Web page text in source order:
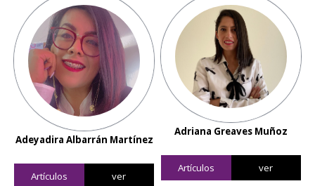
Adeyadira Albarrán Martínez
Artículos ver
Adriana Greaves Muñoz
Artículos ver